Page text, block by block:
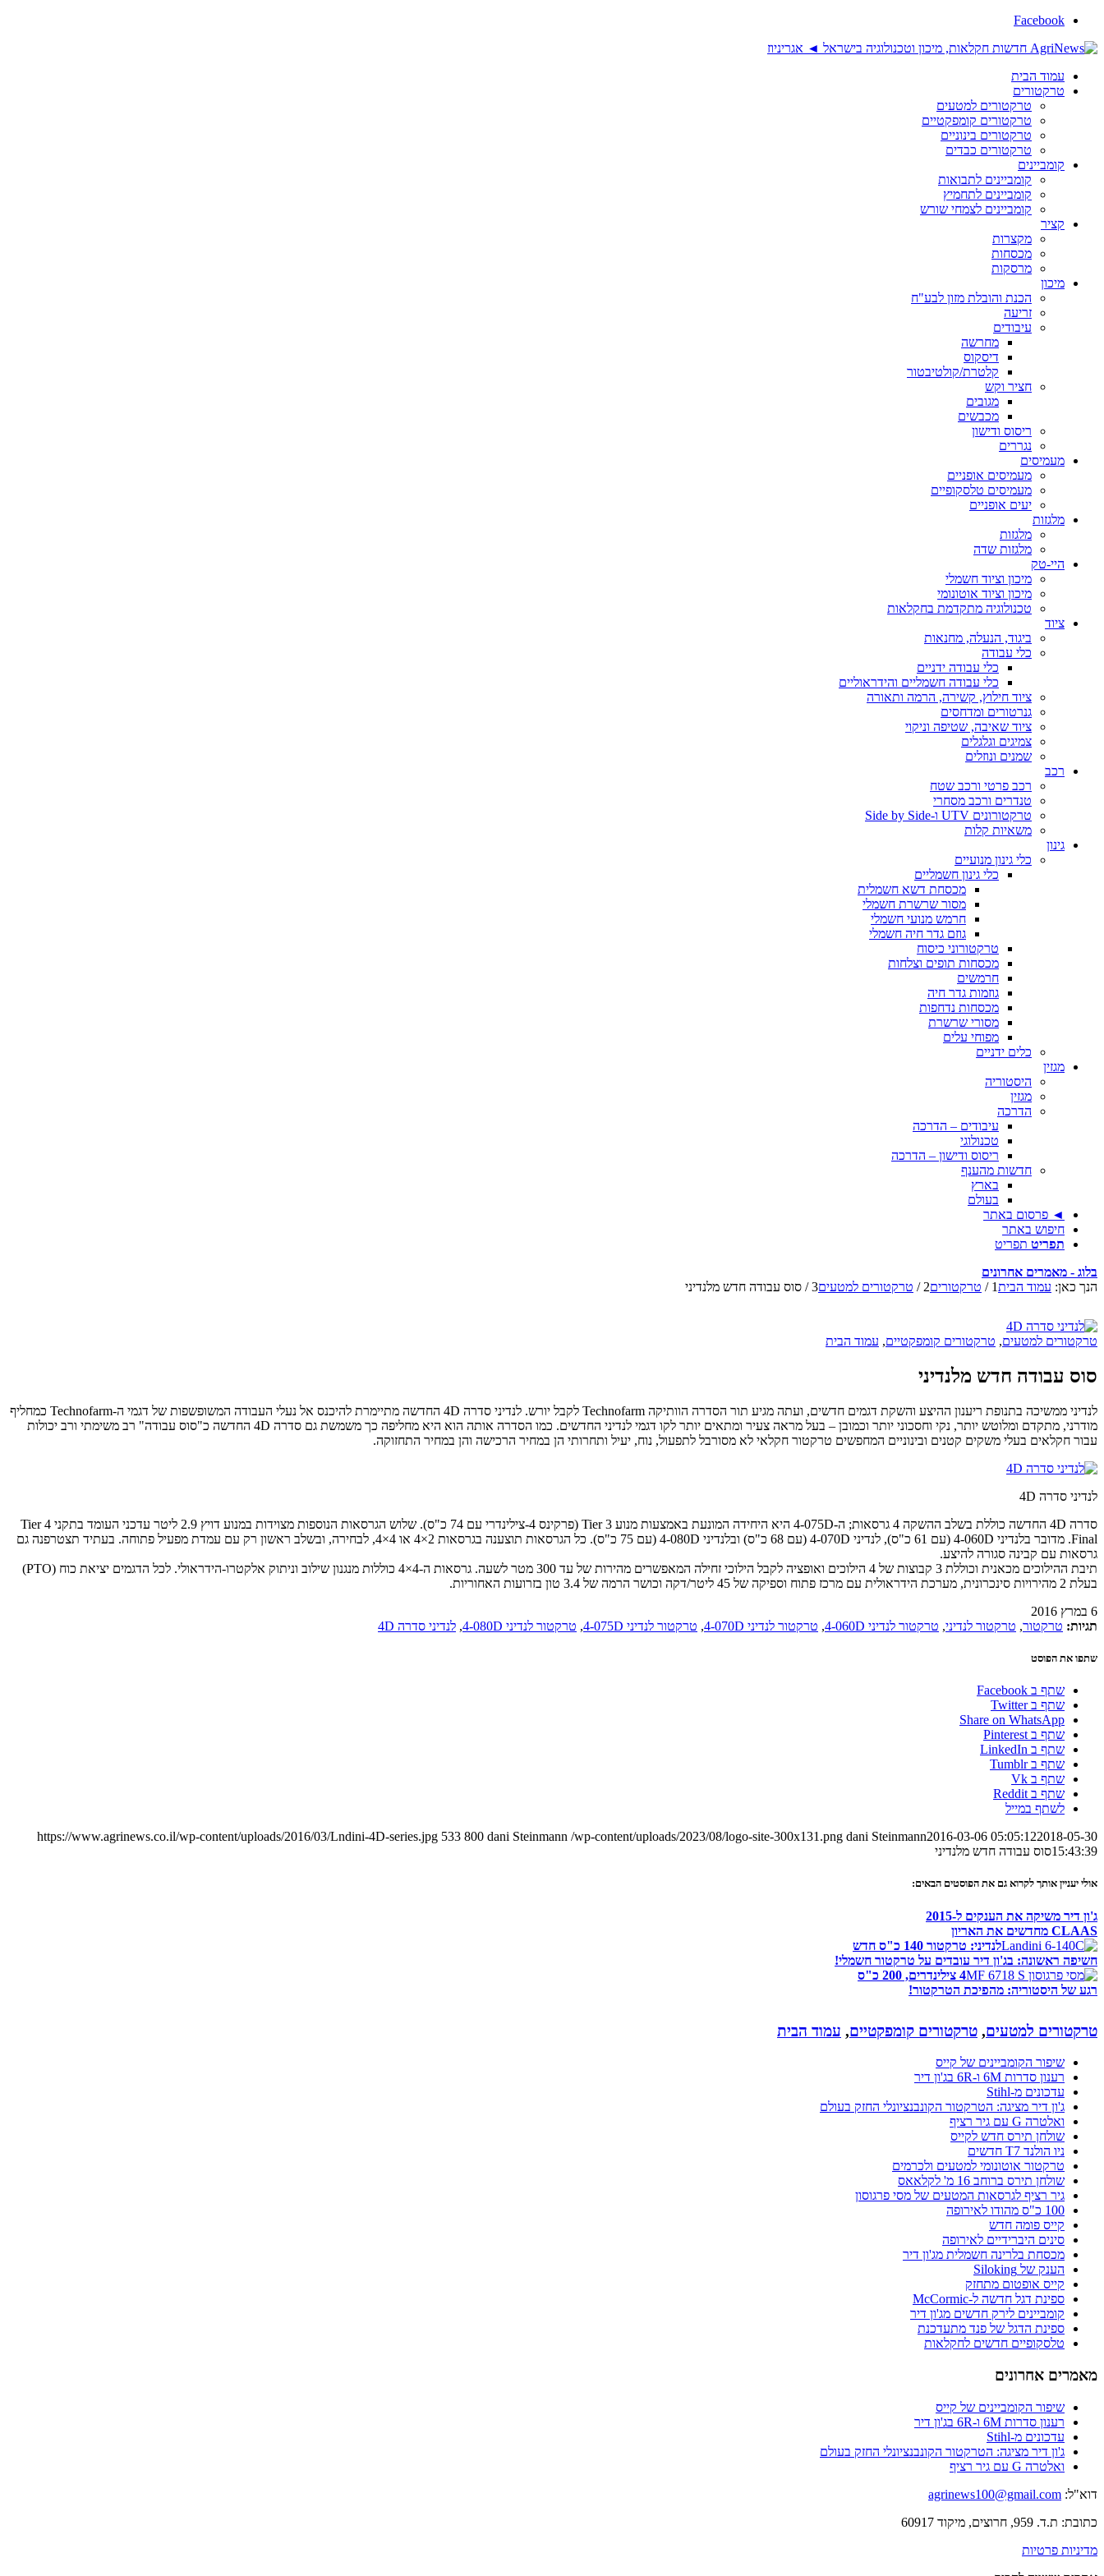
Facebook
עמוד הבית
טרקטורים
טרקטורים למטעים
טרקטורים קומפקטיים
טרקטורים בינוניים
טרקטורים כבדים
קומביינים
קומביינים לתבואות
קומביינים לתחמיץ
קומביינים לצמחי שורש
קציר
מקצרות
מכסחות
מרסקות
מיכון
הכנת והובלת מזון לבע"ח
זריעה
עיבודים
מחרשה
דיסקוס
קלטרת/קולטיבטור
חציר וקש
מגובים
מכבשים
ריסוס ודישון
נגררים
מעמיסים
מעמיסים אופניים
מעמיסים טלסקופיים
יעים אופניים
מלגזות
מלגזות
מלגזות שדה
היי-טק
מיכון וציוד חשמלי
מיכון וציוד אוטונומי
טכנולוגיה מתקדמת בחקלאות
ציוד
ביגוד, הנעלה, מחנאות
כלי עבודה
כלי עבודה ידניים
כלי עבודה חשמליים והידראוליים
ציוד חילוץ, קשירה, הרמה ותאורה
גנרטורים ומדחסים
ציוד שאיבה, שטיפה וניקוי
צמיגים וגלגלים
שמנים ונוזלים
רכב
רכב פרטי ורכב שטח
טנדרים ורכב מסחרי
טרקטורונים UTV ו-Side by Side
משאיות קלות
גינון
כלי גינון מנועיים
כלי גינון חשמליים
מכסחת דשא חשמלית
מסור שרשרת חשמלי
חרמש מנועי חשמלי
גוזם גדר חיה חשמלי
טרקטורוני כיסוח
מכסחות תופים וצלחות
חרמשים
גוזמות גדר חיה
מכסחות נדחפות
מסורי שרשרת
מפוחי עלים
כלים ידניים
מגזין
היסטוריה
מגזין
הדרכה
עיבודים – הדרכה
טכנולוגי
ריסוס ודישון – הדרכה
חדשות מהענף
בארץ
בעולם
◄ פרסום באתר
חיפוש באתר
תפריט תפריט
בלוג - מאמרים אחרונים
הנך כאן: עמוד הבית1
/ טרקטורים2
/ טרקטורים למטעים3
/ סוס עבודה חדש מלנדיני
טרקטורים למטעים, טרקטורים קומפקטיים, עמוד הבית
סוס עבודה חדש מלנדיני
לנדיני ממשיכה בתנופת ריענון ההיצע והשקת דגמים חדשים, ועתה מגיע תור הסדרה הוותיקה Technofarm לקבל יורש. לנדיני סדרה 4D החדשה מתיימרת להיכנס אל נעלי העבודה המשופשפות של דגמי ה-Technofarm כמחליף
מודרני, מתקדם ומלוטש יותר, נקי וחסכוני יותר וכמובן – בעל מראה צעיר ומתאים יותר לקו דגמי לנדיני החדשים. כמו הסדרה אותה הוא היא מחליפה כך משמשת גם סדרה 4D החדשה כ"סוס עבודה" רב משימתי ורב יכולות
עבור חקלאים בעלי משקים קטנים ובינוניים המחפשים טרקטור חקלאי לא מסורבל לתפעול, נוח, יעיל ותחרותי הן במחיר הרכישה והן במחיר התחזוקה.
לנדיני סדרה 4D
סדרה 4D החדשה כוללת בשלב ההשקה 4 גרסאות; ה-4-075D היא היחידה המונעת באמצעות מנוע Tier 3 (פרקינס 4-צילינדרי עם 74 כ"ס). שלוש הגרסאות הנוספות מצוידות במנוע דויץ 2.9 ליטר עדכני העומד בתקני Tier 4
Final. מדובר בלנדיני 4-060D (עם 61 כ"ס), לנדיני 4-070D (עם 68 כ"ס) ובלנדיני 4-080D (עם 75 כ"ס). כל הגרסאות תוצענה בגרסאות 2×4 או 4×4, לבחירה, ובשלב ראשון רק עם עמדת מפעיל פתוחה. בעתיד תצטרפנה גם
גרסאות עם קבינה סגורה להיצע.
תיבת ההילוכים מכאנית וכוללת 3 קבוצות של 4 הילוכים ואופציה לקבל הילוכי זחילה המאפשרים מהירות של עד 300 מטר לשעה. גרסאות ה-4×4 כוללות מנגנון שילוב וניתוק אלקטרו-הידראולי. לכל הדגמים יציאת כוח (PTO)
בעלת 2 מהירויות סינכרונית, מערכת הידראולית עם מרכז פתוח וספיקה של 45 ליטר/דקה וכושר הרמה של 3.4 טון בזרועות האחוריות.
6 במרץ 2016
תגיות: טרקטור, טרקטור לנדיני, טרקטור לנדיני 4-060D , טרקטור לנדיני 4-070D , טרקטור לנדיני 4-075D , טרקטור לנדיני 4-080D , לנדיני סדרה 4D
שתפו את הפוסט
שתף ב Facebook
שתף ב Twitter
Share on WhatsApp
שתף ב Pinterest
שתף ב LinkedIn
שתף ב Tumblr
שתף ב Vk
שתף ב Reddit
לשתף במייל
https://www.agrinews.co.il/wp-content/uploads/2016/03/Lndini-4D-series.jpg 533 800 dani Steinmann /wp-content/uploads/2023/08/logo-site-300x131.png dani Steinmann2016-03-06 05:05:122018-05-30
15:43:39סוס עבודה חדש מלנדיני
אולי יעניין אותך לקרוא גם את הפוסטים הבאים:
ג'ון דיר משיקה את הענקים ל-2015
CLAAS מחדשים את האריון
לנדיני: טרקטור 140 כ"ס חדש
חשיפה ראשונה: בג'ון דיר עובדים על טרקטור חשמלי!
4 צילינדרים, 200 כ"ס
רגע של היסטוריה: מהפיכת הטרקטור!
טרקטורים למטעים, טרקטורים קומפקטיים, עמוד הבית
שיפור הקומביינים של קייס
רענון סדרות 6M ו-6R בג'ון דיר
עדכונים מ-Stihl
ג'ון דיר מציגה: הטרקטור הקונבנציונלי החזק בעולם
ואלטרה G עם גיר רציף
שולחן תירס חדש לקייס
ניו הולנד T7 חדשים
טרקטור אוטונומי למטעים ולכרמים
שולחן תירס ברוחב 16 מ' לקלאאס
גיר רציף לגרסאות המטעים של מסי פרגוסון
100 כ"ס מהודו לאירופה
קייס פומה חדש
סינים היברידיים לאירופה
מכסחת בלרינה חשמלית מג'ון דיר
הענק של Siloking
קייס אופטום מתחזק
ספינת דגל חדשה ל-McCormic
קומביינים לירק חדשים מג'ון דיר
ספינת הדגל של פנד מתעדכנת
טלסקופיים חדשים לחקלאות
מאמרים אחרונים
שיפור הקומביינים של קייס
רענון סדרות 6M ו-6R בג'ון דיר
עדכונים מ-Stihl
ג'ון דיר מציגה: הטרקטור הקונבנציונלי החזק בעולם
ואלטרה G עם גיר רציף
דוא"ל: agrinews100@gmail.com
כתובת: ת.ד. 959, חרוצים, מיקוד 60917
מדיניות פרטיות